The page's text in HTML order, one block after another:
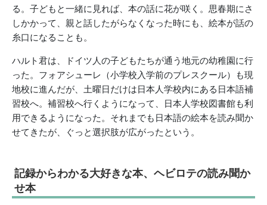
る。子どもと一緒に見れば、本の話に花が咲く。思春期にさ
しかかって、親と話したがらなくなった時にも、絵本が話の
糸口になることも。
ハルト君は、ドイツ人の子どもたちが通う地元の幼稚園に行
った。フォアシューレ（小学校入学前のプレスクール）も現
地校に進んだが、土曜日だけは日本人学校内にある日本語補
習校へ。補習校へ行くようになって、日本人学校図書館も利
用できるようになった。それまでも日本語の絵本を読み聞か
せてきたが、ぐっと選択肢が広がったという。
記録からわかる大好きな本、ヘビロテの読み聞か
せ本